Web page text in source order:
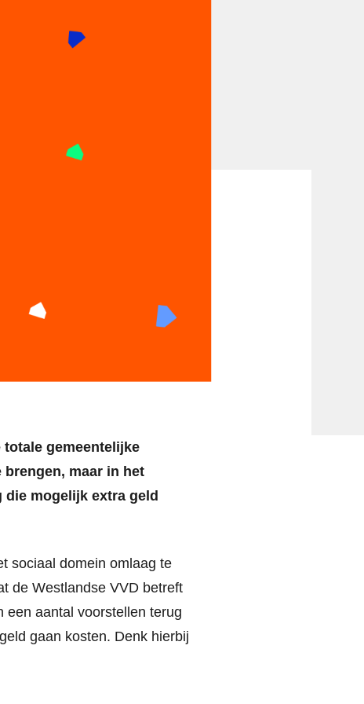
gemeentelijke
brengen, maar in het
mogelijk extra geld
sociaal domein omlaag te
de Westlandse VVD betreft
een aantal voorstellen terug
gaan kosten. Denk hierbij